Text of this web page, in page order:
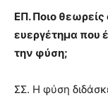
ΕΠ. Ποιο θεωρείς
ευεργέτημα που
την φύση;
ΣΣ. Η φύση